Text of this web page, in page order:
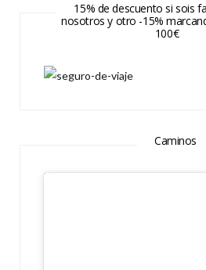
15% de descuento si sois
nosotros y otro -15%
100€
Caminos